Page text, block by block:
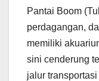
Pantai Boom
perdagangan,
memiliki
sini cenderung
jalur transportasi